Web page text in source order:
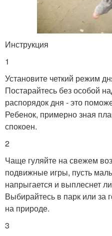
Инструкция
1
Установите четкий режим
Постарайтесь без особой
распорядок дня - это
Ребенок, примерно зная
спокоен.
2
Чаще гуляйте на свежем
подвижные игры, пусть
напрыгается и выплеснет
Выбирайтесь в парк или за
на природе.
3